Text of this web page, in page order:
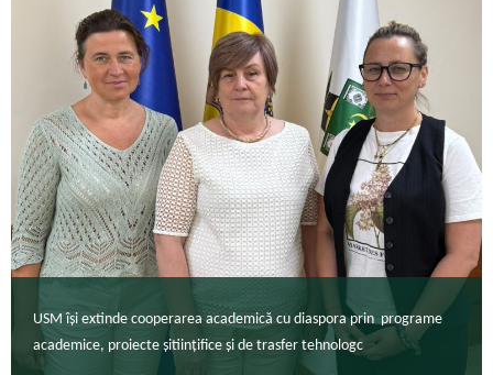
USM își extinde cooperarea academică cu diaspora prin programe
academice, proiecte șitiințifice și de trasfer tehnologc